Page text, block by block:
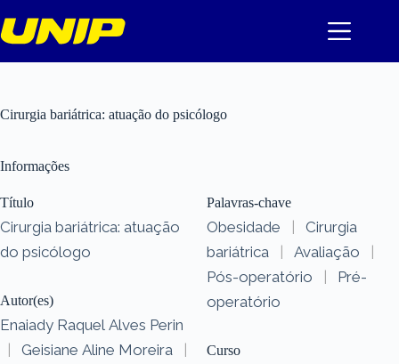
para
o
Cirurgia bariátrica: atuação do psicólogo
Informações
Título
Cirurgia bariátrica: atuação
do psicólogo
Autor(es)
Enaiady Raquel Alves Perin
|
Geisiane Aline Moreira
|
Palavras-chave
Obesidade |
Cirurgia
bariátrica
| Avaliação
|
Pós-operatório
|
Pré-
operatório
Curso